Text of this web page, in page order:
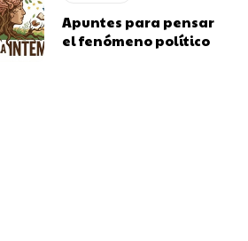
Apuntes para pensar
el fenómeno político